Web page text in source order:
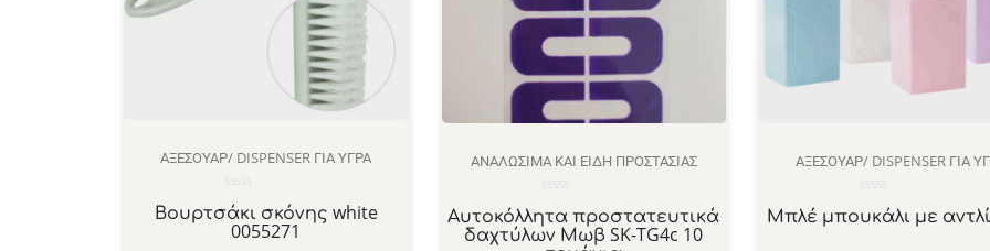
ΑΞΕΣΟΥΆΡ/ DISPENSER ΓΙΑ ΥΓΡΆ
Βουρτσάκι σκόνης white
0055271
Βαθμολογήθηκε
με
0
ΑΝΑΛΏΣΙΜΑ ΚΑΙ ΕΊΔΗ ΠΡΟΣΤΑΣΊΑΣ
Αυτοκόλλητα προστατευτικά
δαχτύλων Μωβ SK-TG4c 10
με
0
ΑΞΕΣΟΥΆΡ/ DISPENSER ΓΙΑ
Μπλέ μπουκάλι με
Βαθμολογήθηκε
με